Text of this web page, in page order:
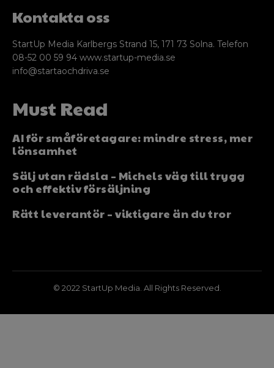
Kontakta oss
StartUp Media Karlbergs Strand 15, 171 73 Solna. Telefon
08-52 00 59 94 www.startup-media.se
info@startaochdriva.se
Must Read
AI för småföretagare: mindre stress, mer
lönsamhet
Sälj utan rädsla – Michels väg till trygg
och effektiv försäljning
Rätt leverantör – viktigare än du tror
© 2022 StartUp Media. All Rights Reserved.